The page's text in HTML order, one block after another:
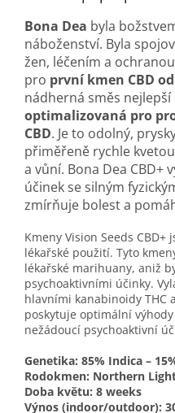
Bona Dea byla
náboženství. Byla
žen, léčením a
pro první kmen CBD
nádherná směs
optimalizovaná pro
CBD. Je to odolný,
přiměřeně rychle
a vůní. Bona Dea CBD+
účinek se silným
zmírňuje bolest a
Kmeny Vision Seeds
lékařské použití. Tyto
lékařské marihuany, aniž
psychoaktivními účinky.
hlavními kanabinoidy THC
poskytuje optimální
nežádoucí psychoaktivní
Genetika: 85% Indica –
Rodokmen: Northern
Doba květu: 8 weeks
Výnos (indoor/outdoor):